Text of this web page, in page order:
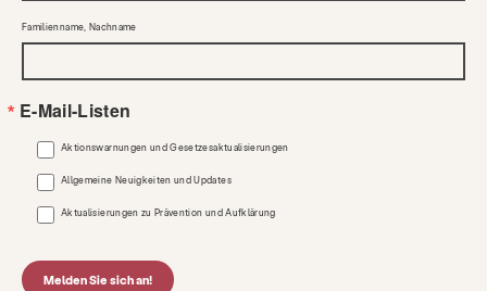
Familienname, Nachname
E-Mail-Listen
Aktionswarnungen und Gesetzesaktualisierungen
Allgemeine Neuigkeiten und Updates
Aktualisierungen zu Prävention und Aufklärung
Melden Sie sich an!